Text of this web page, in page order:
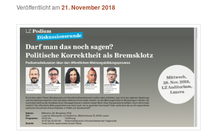
Veröffentlicht am21. November 2018